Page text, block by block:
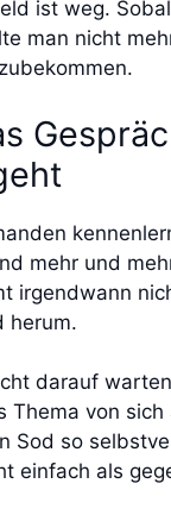
ist weg.
man nicht
mehr und
irgendwann
herum.
darauf
Thema von sich
Sod so
einfach als